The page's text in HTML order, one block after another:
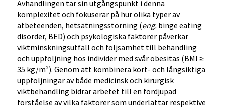
Avhandlingen tar sin utgångspunkt i denna
komplexitet och fokuserar på hur olika typer av
ätbeteenden, hetsätningsstörning (eng. binge eating
disorder, BED) och psykologiska faktorer påverkar
viktminskningsutfall och följsamhet till behandling
och uppföljning hos individer med svår obesitas (BMI ≥
35 kg/m²). Genom att kombinera kort- och långsiktiga
uppföljningar av både medicinsk och kirurgisk
viktbehandling bidrar arbetet till en fördjupad
förståelse av vilka faktorer som underlättar respektive